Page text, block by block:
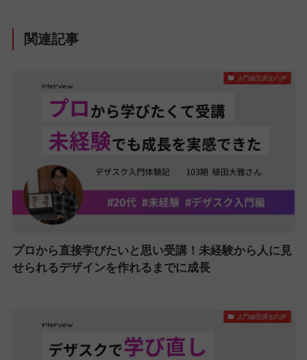
関連記事
入門編受講生の声
プロから直接学びたいと思い受講！未経験から人に見
せられるデザインを作れるまでに成長
入門編受講生の声